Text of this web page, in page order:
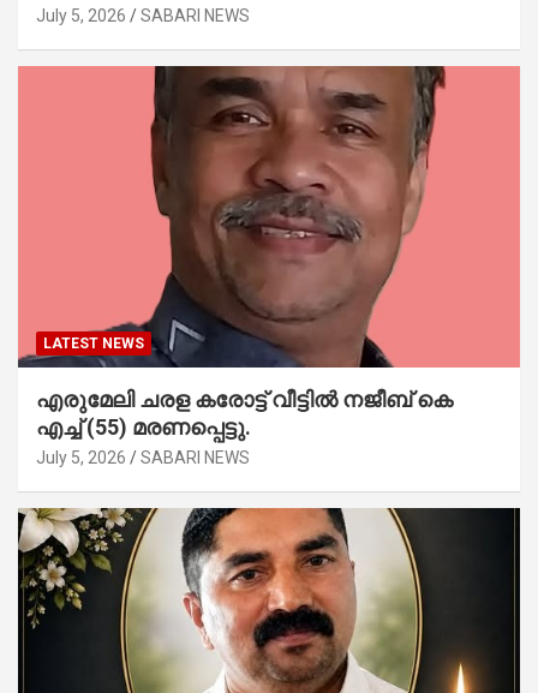
July 5, 2026 SABARI NEWS
LATEST NEWS
എരുമേലി ചരള കരോട്ട് വീട്ടിൽ നജീബ് കെ
എച്ച് (55) മരണപ്പെട്ടു.
July 5, 2026 SABARI NEWS